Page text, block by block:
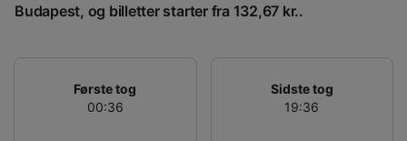
Budapest, og billetter starter fra 132,67 kr..
Første tog
00:36
Sidste tog
19:36
Liste over partnere (leverandører)